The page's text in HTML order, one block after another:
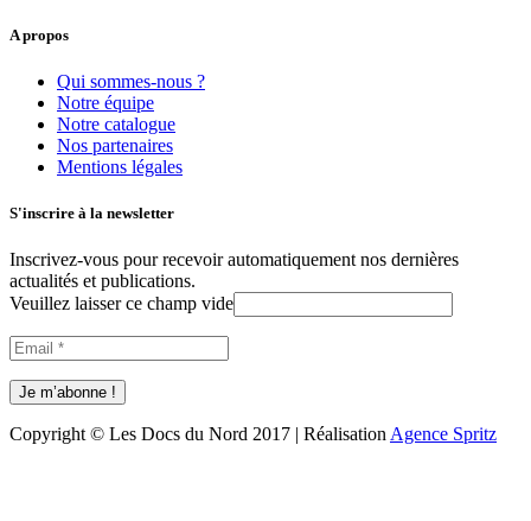
A propos
Qui sommes-nous ?
Notre équipe
Notre catalogue
Nos partenaires
Mentions légales
S'inscrire à la newsletter
Inscrivez-vous pour recevoir automatiquement nos dernières
actualités et publications.
Veuillez laisser ce champ vide
Copyright © Les Docs du Nord 2017 | Réalisation Agence Spritz